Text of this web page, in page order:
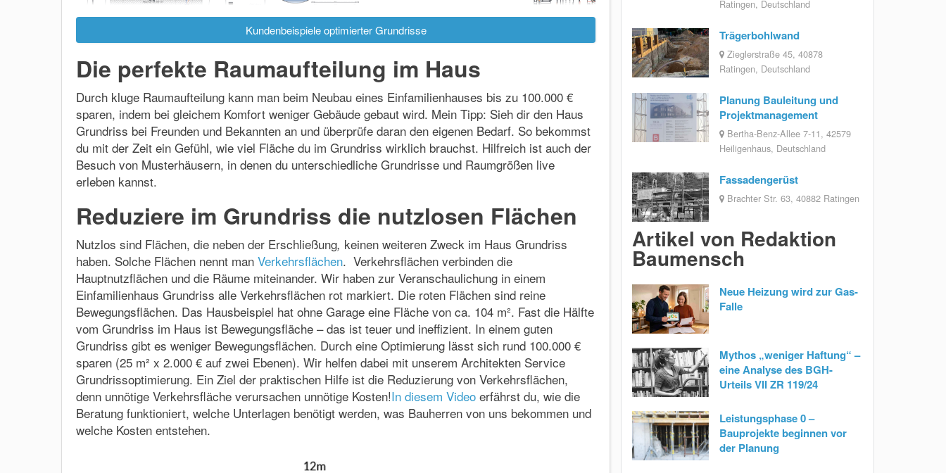
Kundenbeispiele optimierter Grundrisse
Die perfekte Raumaufteilung im Haus
Durch kluge Raumaufteilung kann man beim Neubau eines Einfamilienhauses bis zu 100.000 €
sparen, indem bei gleichem Komfort weniger Gebäude gebaut wird. Mein Tipp: Sieh dir den Haus
Grundriss bei Freunden und Bekannten an und überprüfe daran den eigenen Bedarf. So bekommst
du mit der Zeit ein Gefühl, wie viel Fläche du im Grundriss wirklich brauchst. Hilfreich ist auch der
Besuch von Musterhäusern, in denen du unterschiedliche Grundrisse und Raumgrößen live
erleben kannst.
Reduziere im Grundriss die nutzlosen Flächen
Nutzlos sind Flächen, die neben der Erschließung, keinen weiteren Zweck im Haus Grundriss
haben. Solche Flächen nennt man Verkehrsflächen. Verkehrsflächen verbinden die
Hauptnutzflächen und die Räume miteinander. Wir haben zur Veranschaulichung in einem
Einfamilienhaus Grundriss alle Verkehrsflächen rot markiert. Die roten Flächen sind reine
Bewegungsflächen. Das Hausbeispiel hat ohne Garage eine Fläche von ca. 104 m². Fast die Hälfte
vom Grundriss im Haus ist Bewegungsfläche – das ist teuer und ineffizient. In einem guten
Grundriss gibt es weniger Bewegungsflächen. Durch eine Optimierung lässt sich rund 100.000 €
sparen (25 m² x 2.000 € auf zwei Ebenen). Wir helfen dabei mit unserem Architekten Service
Grundrissoptimierung. Ein Ziel der praktischen Hilfe ist die Reduzierung von Verkehrsflächen,
denn unnötige Verkehrsfläche verursachen unnötige Kosten!In diesem Video erfährst du, wie die
Beratung funktioniert, welche Unterlagen benötigt werden, was Bauherren von uns bekommen und
welche Kosten entstehen.
Ratingen, Deutschland
Trägerbohlwand
Zieglerstraße 45, 40878
Ratingen, Deutschland
Planung Bauleitung und
Projektmanagement
Bertha-Benz-Allee 7-11, 42579
Heiligenhaus, Deutschland
Fassadengerüst
Brachter Str. 63, 40882 Ratingen
Artikel von Redaktion
Baumensch
Neue Heizung wird zur Gas-
Falle
Mythos „weniger Haftung“ –
eine Analyse des BGH-
Urteils VII ZR 119/24
Leistungsphase 0 –
Bauprojekte beginnen vor
der Planung